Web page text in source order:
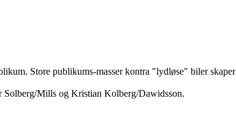
Store publikums-masser kontra "lydløse" biler skaper
Solberg/Mills og Kristian Kolberg/Dawidsson.